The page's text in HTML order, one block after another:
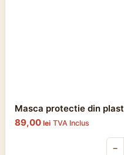
Masca protectie din
89,00 lei TVA Inclus
−